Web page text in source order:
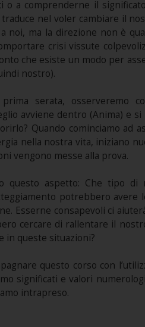
o a comprenderne il
nel voler cambiare il
noi, ma la direzione non è
crisi vissute
che esiste un modo per
nostro).
serata, osserveremo
avviene dentro (Anima) e
Quando cominciamo ad
nella nostra vita, iniziano
vengono messe alla prova.
questo aspetto: Che tipo
potrebbero
Esserne consapevoli ci
cercare di rallentare il
in queste situazioni?
questo corso con
significati e valori
intrapreso.